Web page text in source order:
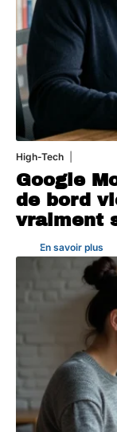
High-Tech
Google
de bord
vraiment
En savoir plus